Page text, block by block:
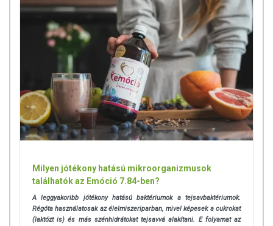
Milyen jótékony hatású mikroorganizmusok
találhatók az Emóció 7.84-ben?
A leggyakoribb jótékony hatású baktériumok a tejsavbaktériumok.
Régóta használatosak az élelmiszeriparban, mivel képesek a cukrokat
(laktózt is) és más szénhidrátokat tejsavvá alakítani. E folyamat az